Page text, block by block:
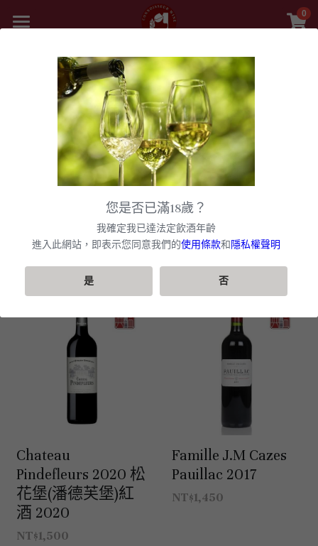
0
商品
所有商品分類
甜酒
黎巴嫩 Lebanon
紅酒 red wine
白酒 white wine
美國｜頂級膜拜酒
美國｜進階選酒
紅酒 red wine
白酒 white wine
匈牙利 Hungary
精選白酒 white wine
阿根廷 Argentina
阿根廷｜日常選酒
紅酒 red wine
紐西蘭｜日常選酒
白酒 white wine
澳洲 Australia
澳洲 ｜收藏級珍藏
紅酒 red wine
智利 Chile
紅酒 red wine
白酒 white wine
德國｜精選白酒
西班牙｜收藏級珍藏
西班牙｜日常選酒
義大利 Italy
義大利｜日常選酒
香檳champange
法國 France
舊世界
法國
法國｜日常選酒
法國｜收藏級珍藏
勃根地
勃根地｜日常選酒
勃根地｜進階選酒
勃根地｜收藏級珍藏
波爾多列級酒｜常規
波爾多列級酒｜頂級珍藏
波爾多｜收藏級
西班牙
西班牙｜日常選酒
德國｜精選紅酒
義大利｜日常選酒
義大利｜進階選酒
匈牙利
匈牙利｜甜酒
新世界
美國
美國｜日常選酒
美國｜進階選酒
美國｜頂級膜拜酒
智利｜日常選酒
智利｜進階選酒
阿根廷
阿根廷｜日常選酒
澳洲｜收藏級珍藏
黎巴嫩｜精選白酒
黎巴嫩｜精選紅酒
香檳氣泡酒
香檳｜日常選酒
香檳｜進階選酒
香檳｜收藏級珍藏
VIP快訊
波爾多｜日常
Chateau
Pindefleurs 2020 松
花堡(潘德芙堡)紅
酒 2020
NT$1,500
Famille J.M Cazes
Pauillac 2017
NT$1,450
×
商品分類
精選白酒 white wine
紅酒 red wine
白酒 white wine
波爾多日常選酒
波爾多收藏級選酒
波爾多列級酒｜頂級珍藏
勃根地｜進階選酒
香檳｜日常選酒
香檳｜進階選酒
義大利｜進階選酒
義大利｜日常選酒
您是否已滿18歲？
我確定我已達法定飲酒年齡
進入此網站，即表示您同意我們的使用條款和 隱私權聲明
是 否